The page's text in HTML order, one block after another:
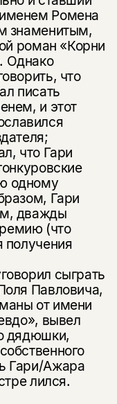
Ромена
знаменитым,
роман «Корни
Однако
что
писать
и этот
что Гари
одному
Гари
дважды
(что
получения
сыграть
Павловича,
от имени
вывел
дядюшки,
Гари/Ажара
лился.